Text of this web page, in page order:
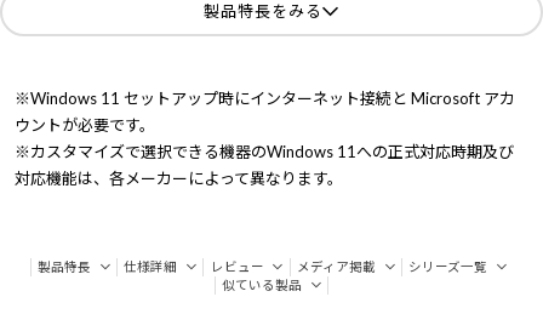
製品特長をみる
※Windows 11 セットアップ時にインターネット接続と Microsoft アカ
ウントが必要です。
※カスタマイズで選択できる機器のWindows 11への正式対応時期及び
対応機能は、各メーカーによって異なります。
製品特長 仕様詳細 レビュー メディア掲載
シリーズ一覧
似ている製品